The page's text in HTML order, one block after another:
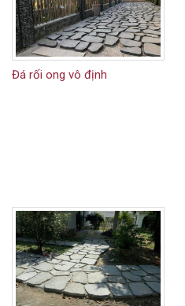
Đá rối ong vô định